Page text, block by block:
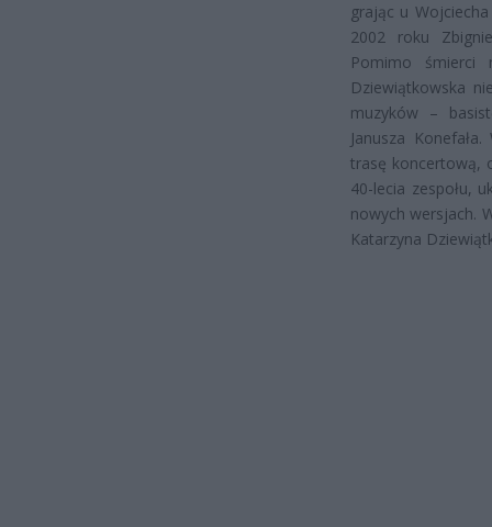
grając u
2002 roku
Pomimo śmierci
Dziewiątkowska
muzyków –
Janusza
trasę koncertową,
40-lecia zespołu,
nowych wersjach.
Katarzyna